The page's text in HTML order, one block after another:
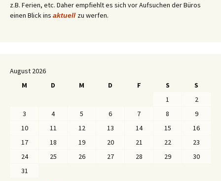
z.B. Ferien, etc. Daher empfiehlt es sich vor Aufsuchen der Büros
einen Blick ins aktuell zu werfen.
August 2026
M
D M D F S
S
1
2
3
4 5 6 7 8
9
10
11 12 13 14 15
16
17
18 19 20 21 22
23
24
25 26 27 28 29
30
31